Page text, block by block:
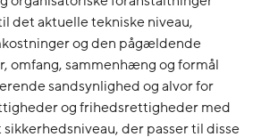
det aktuelle tekniske niveau,
og den pågældende
omfang, sammenhæng og formål
sandsynlighed og alvor for
og frihedsrettigheder med
der passer til disse